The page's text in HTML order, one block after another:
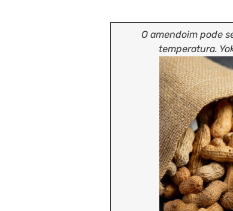
O amendoim pode
temperatura.